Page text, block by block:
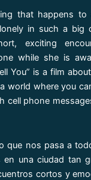
that happens
in such a big
exciting
while she is
You” is a film
world where you
cell phone
que nos pasa a
una ciudad tan
cortos y